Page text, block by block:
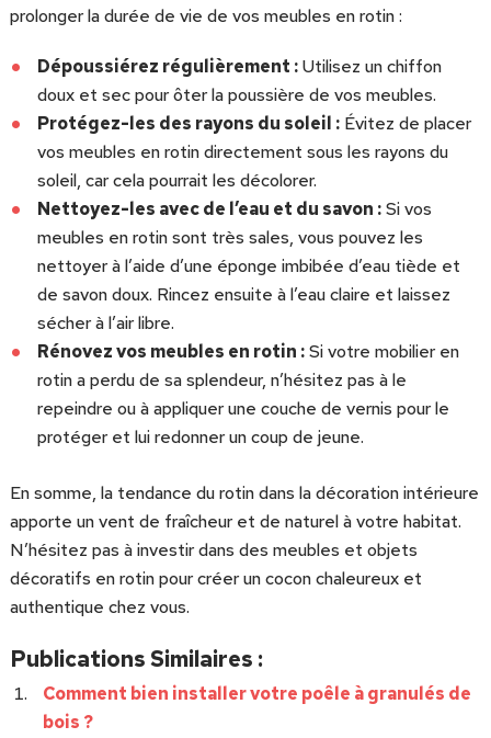
prolonger la durée de vie de vos meubles en rotin :
Dépoussiérez régulièrement :Utilisez un chiffon
doux et sec pour ôter la poussière de vos meubles.
Protégez-les des rayons du soleil :Évitez de placer
vos meubles en rotin directement sous les rayons du
soleil, car cela pourrait les décolorer.
Nettoyez-les avec de l’eau et du savon :Si vos
meubles en rotin sont très sales, vous pouvez les
nettoyer à l’aide d’une éponge imbibée d’eau tiède et
de savon doux. Rincez ensuite à l’eau claire et laissez
sécher à l’air libre.
Rénovez vos meubles en rotin :Si votre mobilier en
rotin a perdu de sa splendeur, n’hésitez pas à le
repeindre ou à appliquer une couche de vernis pour le
protéger et lui redonner un coup de jeune.
En somme, la tendance du rotin dans la décoration intérieure
apporte un vent de fraîcheur et de naturel à votre habitat.
N’hésitez pas à investir dans des meubles et objets
décoratifs en rotin pour créer un cocon chaleureux et
authentique chez vous.
Publications Similaires :
Comment bien installer votre poêle à granulés de
bois ?